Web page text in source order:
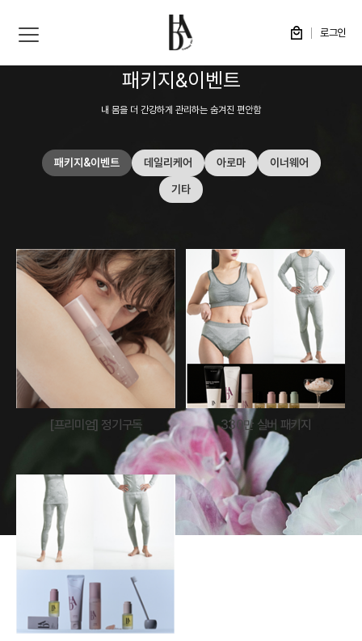
로그인
패키지&이벤트
내 몸을 더 간강하게 관리하는 숨겨진 편안함
패키지&이벤트 데일리케어 아로마 이너웨어
기타
[프리미엄] 정기구독 330만 실버 패키지